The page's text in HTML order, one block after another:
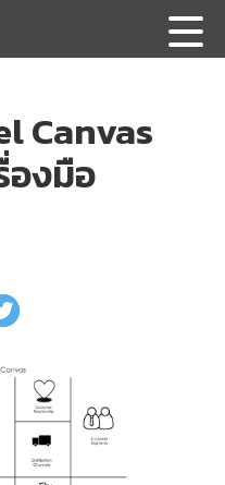
Canvas
องมือ